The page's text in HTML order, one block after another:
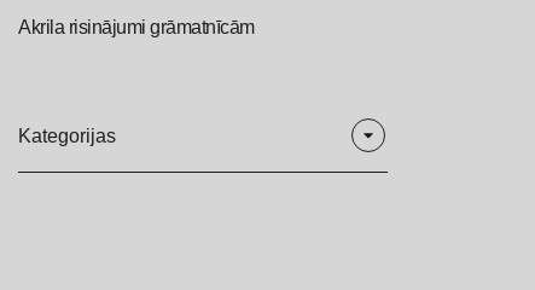
Akrila risinājumi grāmatnīcām
Kategorijas
3D uzlīmes